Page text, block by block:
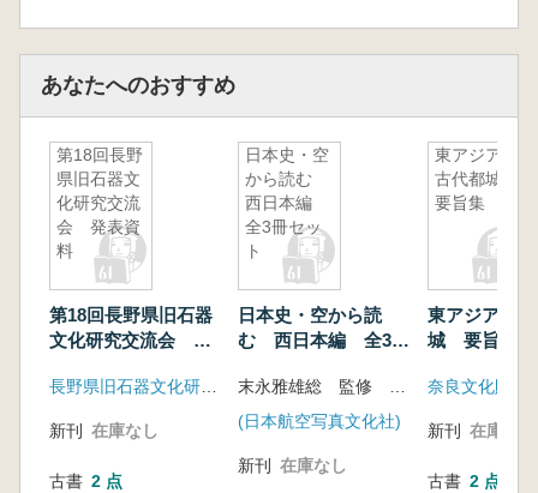
あなたへのおすすめ
第18回長野
県旧石器文
化研究交流
会 発表資
料
第18回長野県旧石器
文化研究交流会 発
長野県旧石器文化研究交流会
新刊 在庫なし
古書 2 点
日本史・空
から読む
西日本編
全3冊セッ
ト
日本史・空から読
む 西日本編 全3冊
末永雅雄総 監修 石野博信編
(日本航空写真文化社)
新刊 在庫なし
東アジアの
古代都城
要旨集
東アジアの
城 要旨集
奈良文化財研
新刊 在庫なし
古書 2 点